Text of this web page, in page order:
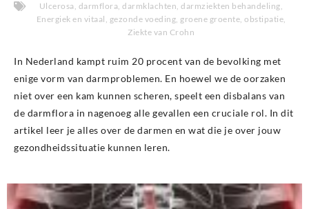
Ulcerosa , darmflora,darmklachten,darmziekten behandeling,
Energiek en vitaal , gezonde voeding, groene groente, obstipatie,
Ziekte van Crohn
In Nederland kampt ruim 20 procent van de bevolking met
enige vorm van darmproblemen. En hoewel we de oorzaken
niet over een kam kunnen scheren, speelt een disbalans van
de darmflora in nagenoeg alle gevallen een cruciale rol. In dit
artikel leer je alles over de darmen en wat die je over jouw
gezondheidssituatie kunnen leren.